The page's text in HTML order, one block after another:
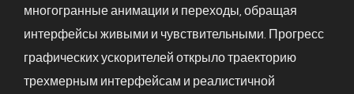
многогранные анимации и переходы, обращая
интерфейсы живыми и чувствительными. Прогресс
графических ускорителей открыло траекторию
трехмерным интерфейсам и реалистичной